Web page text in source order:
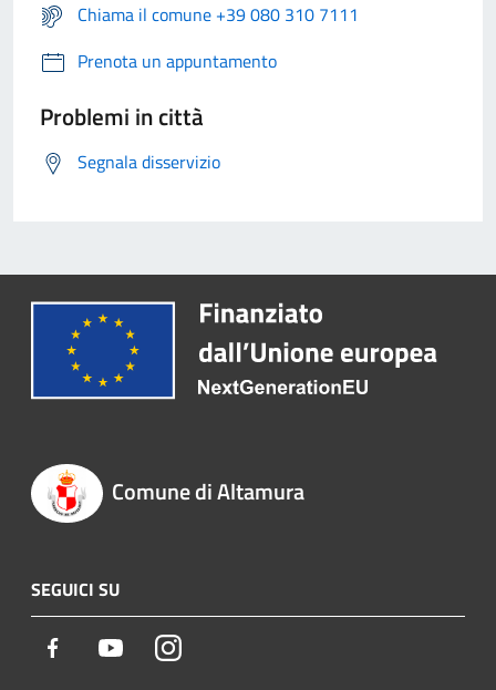
Chiama il comune +39 080 310 7111
Prenota un appuntamento
Problemi in città
Segnala disservizio
Comune di Altamura
SEGUICI SU
Facebook YoutubeInstagram